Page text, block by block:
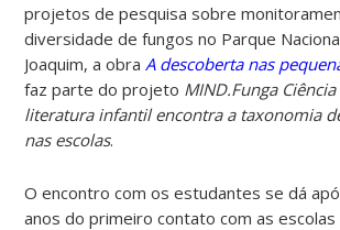
projetos de pesquisa sobre
diversidade de fungos no Parque
Joaquim,a obraA descoberta nas
faz parte do projeto MIND.Funga
literatura infantil encontra a taxonomia
nas escolas.
O encontro com os estudantes se dá
anos do primeiro contato com as escolas